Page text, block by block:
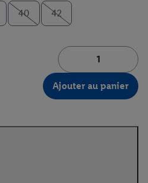
40 42
Ajouter au panier